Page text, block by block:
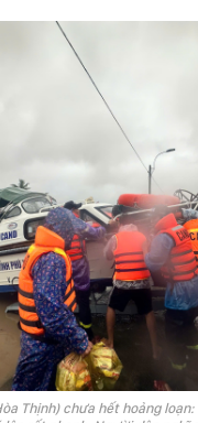
Thịnh) chưa hết hoảng